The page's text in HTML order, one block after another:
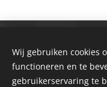
Passie
Wij gebruiken cookies
functioneren en te
gebruikerservaring te